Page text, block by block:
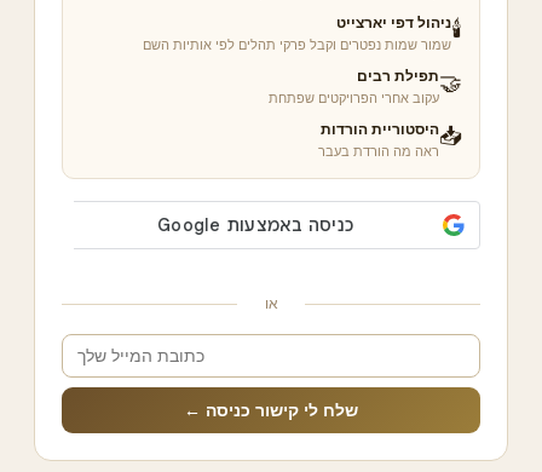
🕯️ניהול דפי יארצייט
שמור שמות נפטרים וקבל פרקי תהלים לפי אותיות השם
🤝תפילת רבים
עקוב אחרי הפרויקטים שפתחת
📥היסטוריית הורדות
ראה מה הורדת בעבר
או
שלח לי קישור כניסה ←